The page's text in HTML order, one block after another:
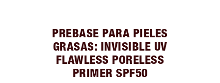
PREBASE PARA PIELES
GRASAS: INVISIBLE UV
FLAWLESS PORELESS
PRIMER SPF50